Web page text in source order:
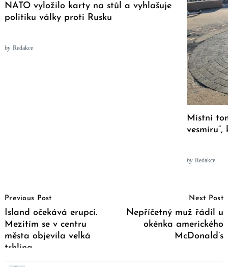
NATO vyložilo karty na stůl a vyhlašuje
politiku války proti Rusku
by Redakce
Místní
by Redakce
Navigation
Previous Post
Island očekává erupci.
Mezitím se v centru
města objevila velká
trhlina
Next Post
Nepříčetný muž řádil u
okénka amerického
McDonald’s